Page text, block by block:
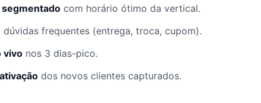
com horário ótimo da vertical.
dúvidas frequentes (entrega, troca, cupom).
vivo nos 3 dias-pico.
dos novos clientes capturados.